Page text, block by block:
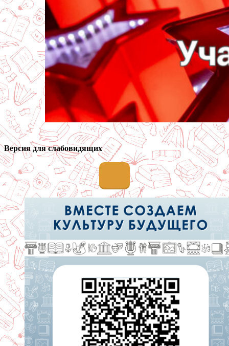
Версия для слабовидящих